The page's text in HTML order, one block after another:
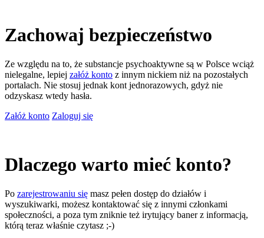
Zachowaj bezpieczeństwo
Ze względu na to, że substancje psychoaktywne są w Polsce wciąż
nielegalne, lepiej załóż konto z innym nickiem niż na pozostałych
portalach. Nie stosuj jednak kont jednorazowych, gdyż nie
odzyskasz wtedy hasła.
Załóż konto Zaloguj się
Dlaczego warto mieć konto?
Po zarejestrowaniu się masz pełen dostęp do działów i
wyszukiwarki, możesz kontaktować się z innymi członkami
społeczności, a poza tym zniknie też irytujący baner z informacją,
którą teraz właśnie czytasz ;-)